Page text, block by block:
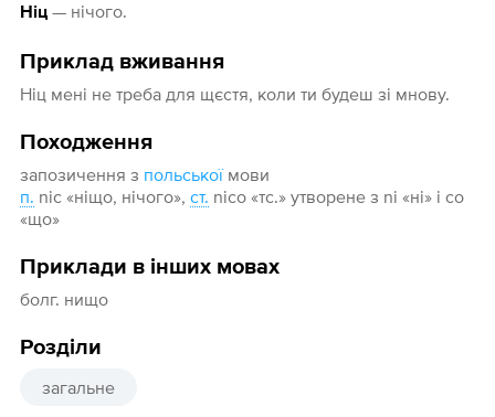
Ніц— нічого.
Приклад вживання
Ніц мені не треба для щєстя, коли ти будеш зі мнову.
Походження
запозичення з польськоїмови
п. nic «ніщо, нічого», ст. nico «тс.» утворене з ni «ні» і со
«що»
Приклади в інших мовах
болг. нищо
Розділи
загальне